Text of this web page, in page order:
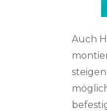
Auch